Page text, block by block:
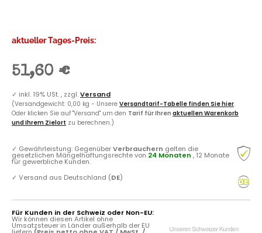
aktueller Tages-Preis:
51,60 €
✓ inkl. 19% USt. , zzgl.Versand
(Versandgewicht: 0,00 kg - Unsere Versandtarif-Tabelle finden Sie hier.
Oder klicken Sie auf "Versand" um den Tarif für Ihren aktuellen Warenkorb
und Ihrem Zielort zu berechnen.)
✓ Gewährleistung: GegenüberVerbrauchern gelten die
gesetzlichen Mängelhaftungsrechte von 24 Monaten , 12 Monate
für gewerbliche Kunden.
✓ Versand aus Deutschland (DE)
Für Kunden in der Schweiz oder Non-EU:
Wir können diesen Artikel ohne
Umsatzsteuer in Länder außerhalb der EU